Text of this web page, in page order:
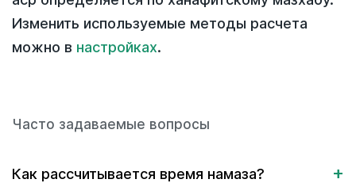
Изменить используемые методы расчета
можно в настройках.
Часто задаваемые вопросы
Как рассчитывается время намаза?